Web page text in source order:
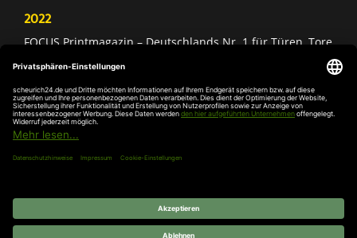
2022
FOCUS Printmagazin – Deutschlands Nr. 1 für Türen, Tore
Deutschland Test – Bester Onlineshop 2022
FOCUS Money – Branchensieger „Rund ums Haus“
DIE WELT – Service-Champion im erlebten Kundenservice
DIE WELT – Branchengewinner Gold-Rang (Türen, Tore &
Antriebe)